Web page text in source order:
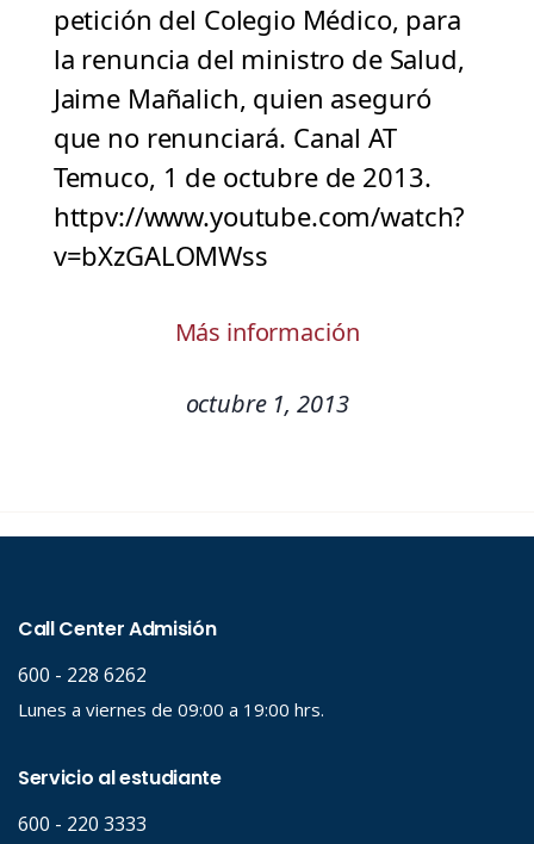
petición del Colegio Médico, para
la renuncia del ministro de Salud,
Jaime Mañalich, quien aseguró
que no renunciará. Canal AT
Temuco, 1 de octubre de 2013.
httpv://www.youtube.com/watch?
v=bXzGALOMWss
Más información
octubre 1, 2013